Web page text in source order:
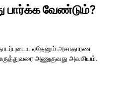
பார்க்க வேண்டும்?
ஏதேனும் அசாதாரண
அணுகுவது அவசியம்.